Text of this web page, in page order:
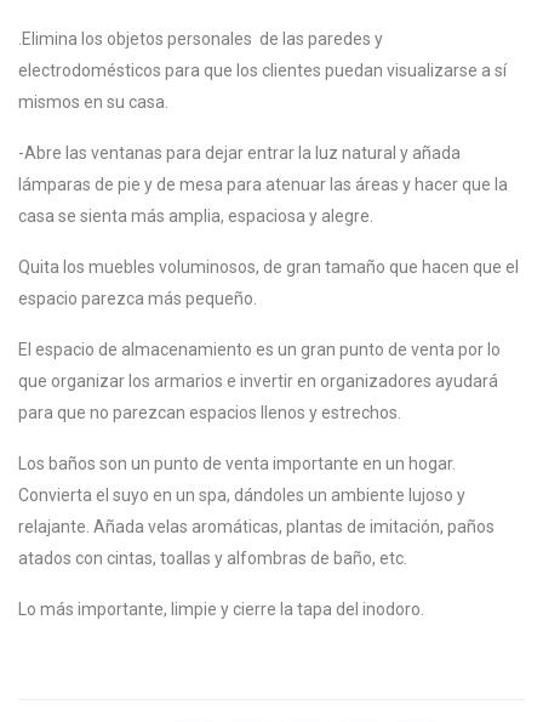
.Elimina los objetos personales de las paredes y
electrodomésticos para que los clientes puedan visualizarse a sí
mismos en su casa.
-Abre las ventanas para dejar entrar la luz natural y añada
lámparas de pie y de mesa para atenuar las áreas y hacer que la
casa se sienta más amplia, espaciosa y alegre.
Quita los muebles voluminosos, de gran tamaño que hacen que el
espacio parezca más pequeño.
El espacio de almacenamiento es un gran punto de venta por lo
que organizar los armarios e invertir en organizadores ayudará
para que no parezcan espacios llenos y estrechos.
Los baños son un punto de venta importante en un hogar.
Convierta el suyo en un spa, dándoles un ambiente lujoso y
relajante. Añada velas aromáticas, plantas de imitación, paños
atados con cintas, toallas y alfombras de baño, etc.
Lo más importante, limpie y cierre la tapa del inodoro.